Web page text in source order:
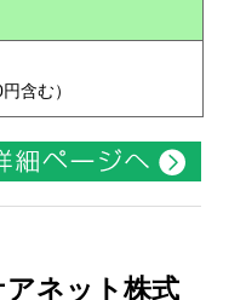
含む）
ネット株式